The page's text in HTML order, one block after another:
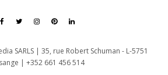
SARLS | 35, rue Robert Schuman - L-5751
| +352 661 456 514